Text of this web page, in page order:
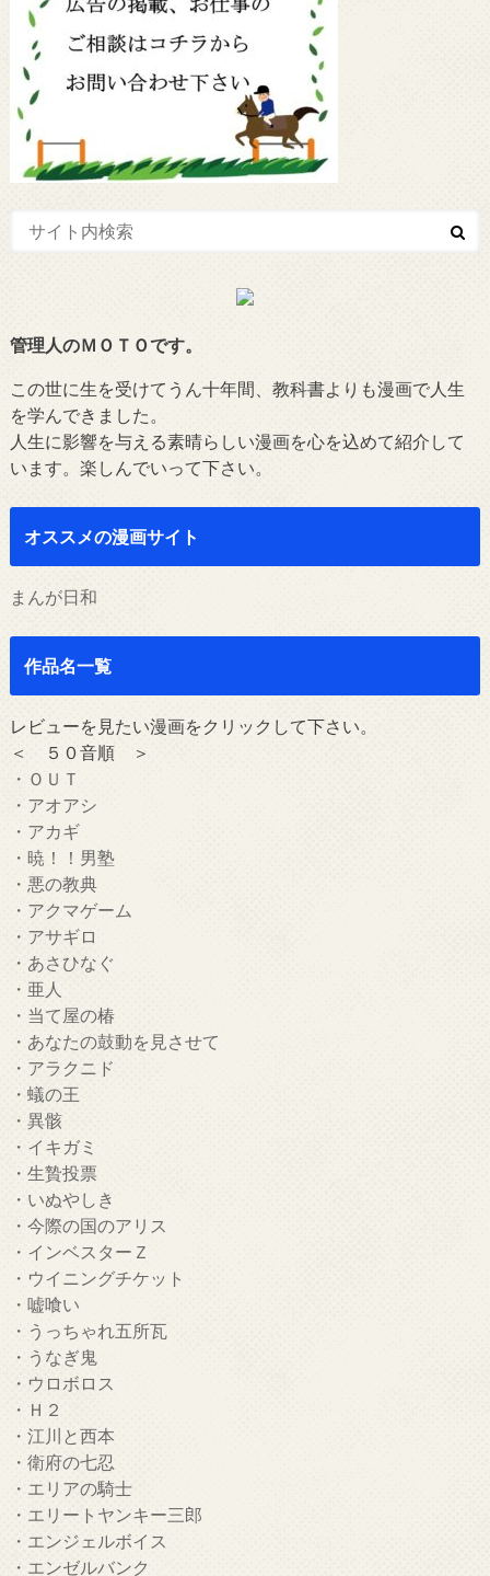
管理人のＭＯＴＯです。
この世に生を受けてうん十年間、教科書よりも漫画で人生
を学んできました。
人生に影響を与える素晴らしい漫画を心を込めて紹介して
います。楽しんでいって下さい。
オススメの漫画サイト
まんが日和
作品名一覧
レビューを見たい漫画をクリックして下さい。
＜ ５０音順 ＞
・ＯＵＴ
・アオアシ
・アカギ
・暁！！男塾
・悪の教典
・アクマゲーム
・アサギロ
・あさひなぐ
・亜人
・当て屋の椿
・あなたの鼓動を見させて
・アラクニド
・蟻の王
・異骸
・イキガミ
・生贄投票
・いぬやしき
・今際の国のアリス
・インベスターＺ
・ウイニングチケット
・嘘喰い
・うっちゃれ五所瓦
・うなぎ鬼
・ウロボロス
・Ｈ２
・江川と西本
・衛府の七忍
・エリアの騎士
・エリートヤンキー三郎
・エンジェルボイス
・エンゼルバンク